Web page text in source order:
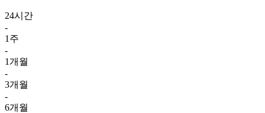
24시간
-
1주
-
1개월
-
3개월
-
6개월